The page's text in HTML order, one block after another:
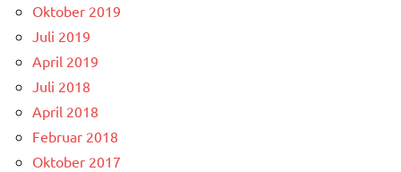
Oktober 2019
Juli 2019
April 2019
Juli 2018
April 2018
Februar 2018
Oktober 2017